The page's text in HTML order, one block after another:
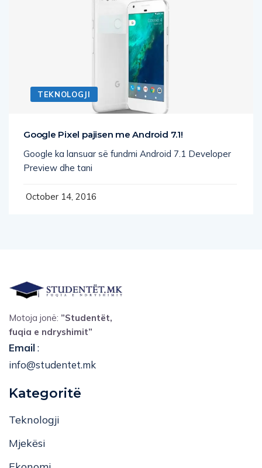
TEKNOLOGJI
Google Pixel pajisen me Android 7.1!
Google ka lansuar së fundmi Android 7.1 Developer
Preview dhe tani
October 14, 2016
Motoja jonë: ”Studentët,
fuqia e ndryshimit”
Email:
info@studentet.mk
Kategoritë
Teknologji
Mjekësi